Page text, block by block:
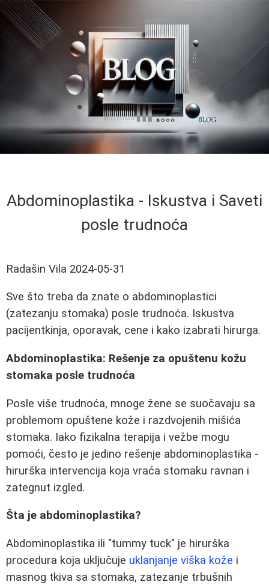
Abdominoplastika - Iskustva i Saveti
posle trudnoća
Radašin Vila 2024-05-31
Sve što treba da znate o abdominoplastici
(zatezanju stomaka) posle trudnoća. Iskustva
pacijentkinja, oporavak, cene i kako izabrati hirurga.
Abdominoplastika: Rešenje za opuštenu kožu
stomaka posle trudnoća
Posle više trudnoća, mnoge žene se suočavaju sa
problemom opuštene kože i razdvojenih mišića
stomaka. Iako fizikalna terapija i vežbe mogu
pomoći, često je jedino rešenje abdominoplastika -
hirurška intervencija koja vraća stomaku ravnan i
zategnut izgled.
Šta je abdominoplastika?
Abdominoplastika ili "tummy tuck" je hirurška
procedura koja uključuje uklanjanje viška kože i
masnog tkiva sa stomaka, zatezanje trbušnih